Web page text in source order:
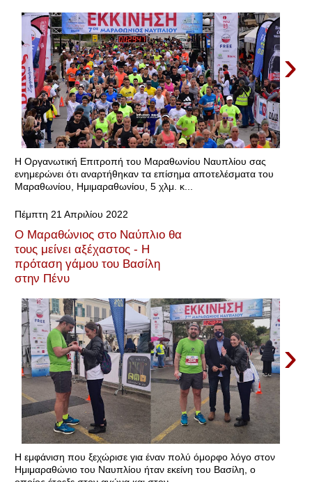
›
Η Οργανωτική Επιτροπή του Μαραθωνίου Ναυπλίου σας
ενημερώνει ότι αναρτήθηκαν τα επίσημα αποτελέσματα του
Μαραθωνίου, Ημιμαραθωνίου, 5 χλμ. κ...
Πέμπτη 21 Απριλίου 2022
O Μαραθώνιος στο Ναύπλιο θα
τους μείνει αξέχαστος - Η
πρόταση γάμου του Βασίλη
στην Πένυ
›
Η εμφάνιση που ξεχώρισε για έναν πολύ όμορφο λόγο στον
Ημιμαραθώνιο του Ναυπλίου ήταν εκείνη του Βασίλη, ο